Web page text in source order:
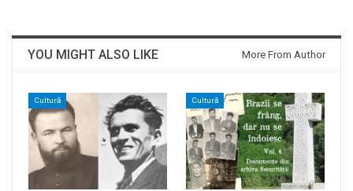
YOU MIGHT ALSO LIKE More From Author
Cultură Cultură